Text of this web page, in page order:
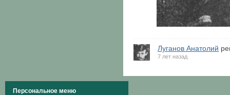
Луганов Анатолий
7 лет назад
Персональное меню